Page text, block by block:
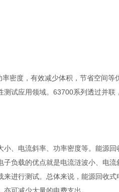
密度，有效减少体积，节省空间等
试应用领域。 63700系列透过并联
、电流斜率、功率密度等。能源回
负载的优点就是电流涟波小、电流
进行测试。总体来说，能源回收